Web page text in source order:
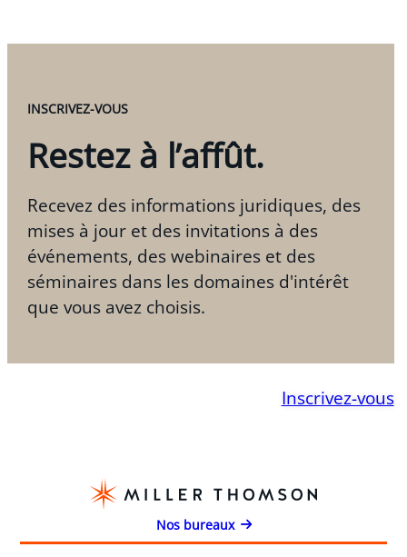
INSCRIVEZ-VOUS
Restez à l’affût.
Recevez des informations juridiques, des
mises à jour et des invitations à des
événements, des webinaires et des
séminaires dans les domaines d'intérêt
que vous avez choisis.
Inscrivez-vous
Nos bureaux